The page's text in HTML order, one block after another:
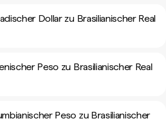
Dollar zu Brasilianischer Real
Peso zu Brasilianischer Real
Peso zu Brasilianischer